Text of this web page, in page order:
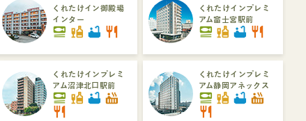
くれたけイン御殿場
インター
set_meal liquor bathtub restaurant
くれたけインプレミ
アム富士宮駅前
set_meal liquor bathtub restaurant
くれたけインプレミ
アム沼津北口駅前
set_meal liquor bathtub hot_tub
restaurant
くれたけインプレミ
アム静岡アネックス
set_meal liquor bathtub hot_tub
restaurant